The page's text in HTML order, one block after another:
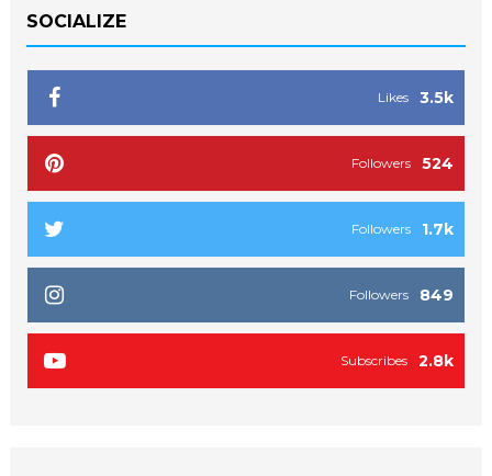
SOCIALIZE
3.5k
Likes
524
Followers
1.7k
Followers
849
Followers
2.8k
Subscribes